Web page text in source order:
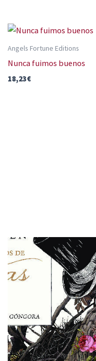
Angels Fortune Editions
Nunca fuimos buenos
18,23€